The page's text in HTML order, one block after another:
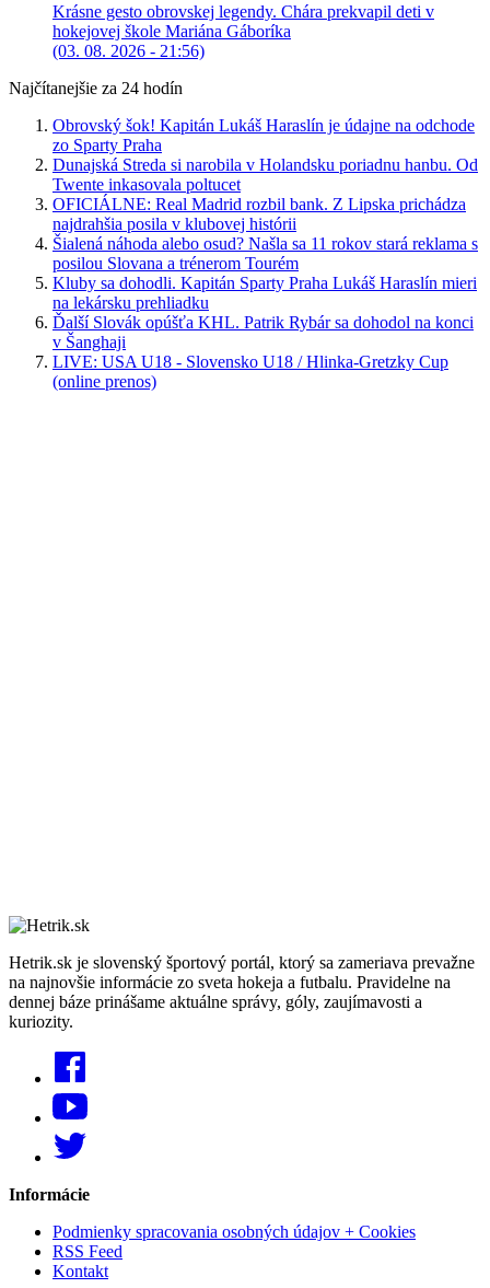
Krásne gesto obrovskej legendy. Chára prekvapil deti v
hokejovej škole Mariána Gáboríka
(03. 08. 2026 - 21:56)
Najčítanejšie za 24 hodín
Obrovský šok! Kapitán Lukáš Haraslín je údajne na odchode
zo Sparty Praha
Dunajská Streda si narobila v Holandsku poriadnu hanbu. Od
Twente inkasovala poltucet
OFICIÁLNE: Real Madrid rozbil bank. Z Lipska prichádza
najdrahšia posila v klubovej histórii
Šialená náhoda alebo osud? Našla sa 11 rokov stará reklama s
posilou Slovana a trénerom Tourém
Kluby sa dohodli. Kapitán Sparty Praha Lukáš Haraslín mieri
na lekársku prehliadku
Ďalší Slovák opúšťa KHL. Patrik Rybár sa dohodol na konci
v Šanghaji
LIVE: USA U18 - Slovensko U18 / Hlinka-Gretzky Cup
(online prenos)
Hetrik.sk je slovenský športový portál, ktorý sa zameriava prevažne
na najnovšie informácie zo sveta hokeja a futbalu. Pravidelne na
dennej báze prinášame aktuálne správy, góly, zaujímavosti a
kuriozity.
Informácie
Podmienky spracovania osobných údajov + Cookies
RSS Feed
Kontakt